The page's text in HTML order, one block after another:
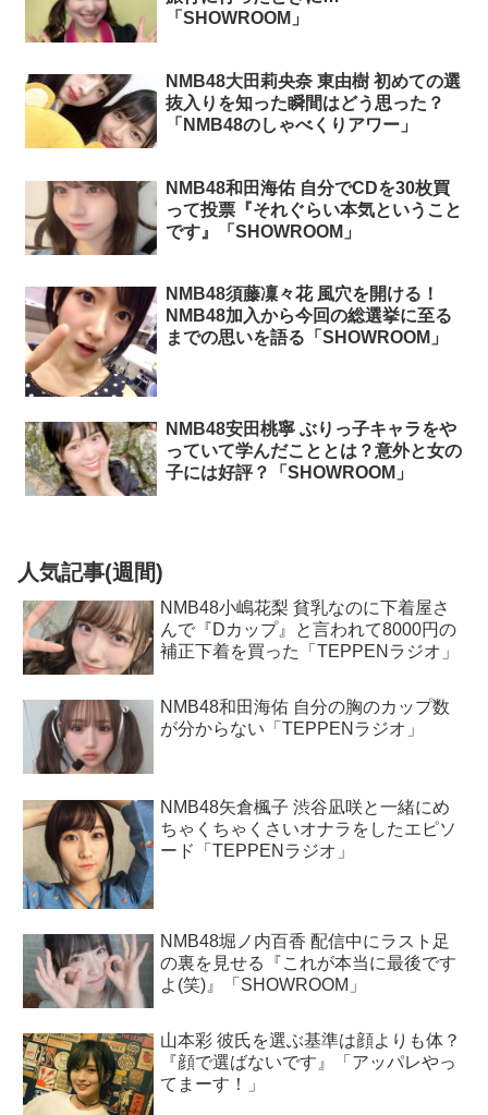
「SHOWROOM」
NMB48大田莉央奈 東由樹 初めての選
抜入りを知った瞬間はどう思った？
「NMB48のしゃべくりアワー」
NMB48和田海佑 自分でCDを30枚買
って投票『それぐらい本気ということ
です』「SHOWROOM」
NMB48須藤凜々花 風穴を開ける！
NMB48加入から今回の総選挙に至る
までの思いを語る「SHOWROOM」
NMB48安田桃寧 ぶりっ子キャラをや
っていて学んだこととは？意外と女の
子には好評？「SHOWROOM」
人気記事(週間)
NMB48小嶋花梨 貧乳なのに下着屋さ
んで『Dカップ』と言われて8000円の
補正下着を買った「TEPPENラジオ」
NMB48和田海佑 自分の胸のカップ数
が分からない「TEPPENラジオ」
NMB48矢倉楓子 渋谷凪咲と一緒にめ
ちゃくちゃくさいオナラをしたエピソ
ード「TEPPENラジオ」
NMB48堀ノ内百香 配信中にラスト足
の裏を見せる『これが本当に最後です
よ(笑)』「SHOWROOM」
山本彩 彼氏を選ぶ基準は顔よりも体？
『顔で選ばないです』「アッパレやっ
てまーす！」